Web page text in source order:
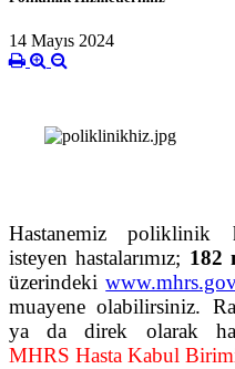
14 Mayıs 2024
Hastanemiz poliklinik
isteyen hastalarımız; 182
üzerindeki
muayene olabilirsiniz.
ya da direk olarak
MHRS Hasta Kabul